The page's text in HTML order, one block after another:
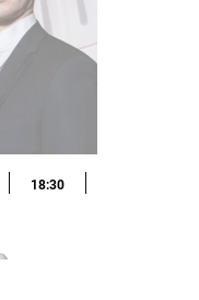
18:30